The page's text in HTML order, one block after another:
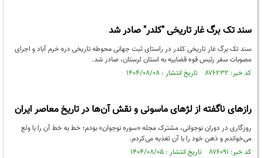
سند تک برگ غار تاریخی "کلدر" صادر شد
سند تک برگ غار تاریخی کلدر در راستای ثبت جهانی محوطه تاریخی دره خرم آباد و اجرای
مصوبات سفر رئیس قوه قضاییه به استان لرستان، صادر شد.
کد خبر: ۸۷۶۲۳۲ تاریخ انتشار : ۱۴۰۴/۰۸/۰۸
رازهای ناگفته از لژهای ماسونی و نقش آن‌ها در تاریخ معاصر ایران
روزگاری در دوران نوجوانی، مشترک مجله «سوره نوجوان» بودم؛ خط به خط آن را با ولع
می‌خواندم و ذهن خود را با آن تغذیه می‌کردم.
کد خبر: ۸۷۶۰۹۱ تاریخ انتشار : ۱۴۰۴/۰۸/۰۵